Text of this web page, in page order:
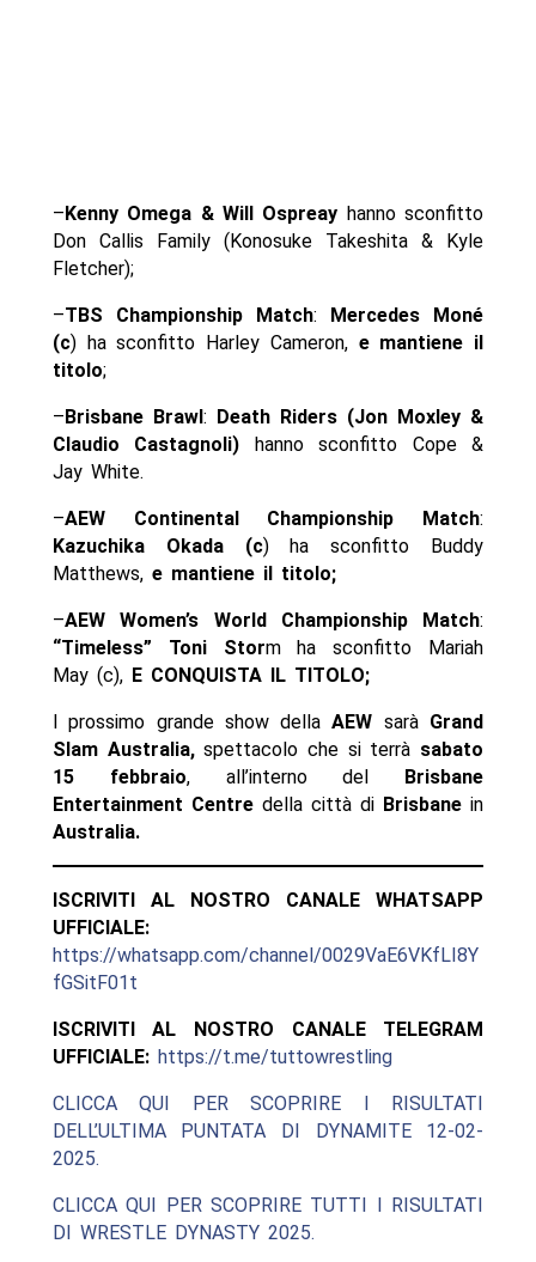
– Kenny Omega & Will Ospreay hanno sconfitto
Don Callis Family (Konosuke Takeshita & Kyle
Fletcher);
–TBS Championship Match:
Mercedes Moné
(c) ha sconfitto Harley Cameron, e mantiene il
titolo;
– Brisbane Brawl :
Death Riders (Jon Moxley &
Claudio Castagnoli) hanno sconfitto Cope &
Jay White.
–AEW Continental Championship Match:
Kazuchika Okada (c) ha sconfitto Buddy
Matthews, e mantiene il titolo;
–AEW Women’s World Championship Match:
“Timeless” Toni Storm ha sconfitto Mariah
May (c), E CONQUISTA IL TITOLO;
l prossimo grande show dellaAEW sarà Grand
Slam Australia,spettacolo che si terrà sabato
15 febbraio, all’interno del
Brisbane
Entertainment Centredella città di Brisbane in
Australia.
ISCRIVITI AL NOSTRO CANALE WHATSAPP
UFFICIALE:
https://whatsapp.com/channel/0029VaE6VKfLI8Y
fGSitF01t
ISCRIVITI AL NOSTRO CANALE TELEGRAM
UFFICIALE: https://t.me/tuttowrestling
CLICCA QUI PER SCOPRIRE I RISULTATI
DELL’ULTIMA PUNTATA DI DYNAMITE 12-02-
2025.
CLICCA QUI PER SCOPRIRE TUTTI I RISULTATI
DI WRESTLE DYNASTY 2025.